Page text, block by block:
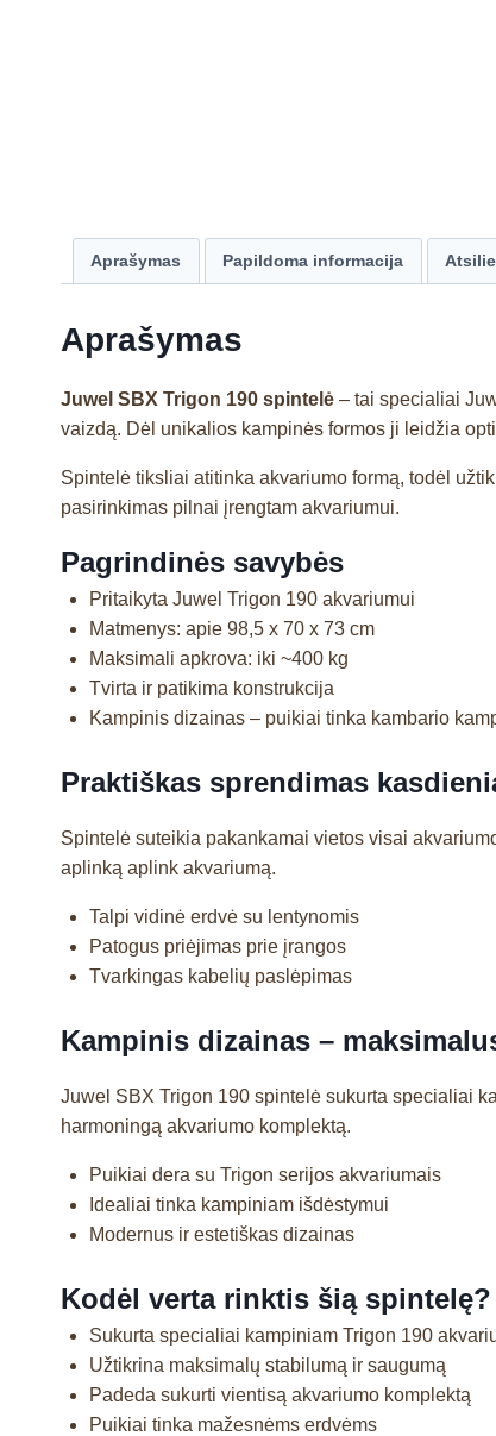
Aprašymas Papildoma informacija
Aprašymas
Juwel SBX Trigon 190 spintelė – tai specialiai
vaizdą. Dėl unikalios kampinės formos ji leidžia
Spintelė tiksliai atitinka akvariumo formą, todėl
pasirinkimas pilnai įrengtam akvariumui.
Pagrindinės savybės
Pritaikyta Juwel Trigon 190 akvariumui
Matmenys: apie 98,5 x 70 x 73 cm
Maksimali apkrova: iki ~400 kg
Tvirta ir patikima konstrukcija
Kampinis dizainas – puikiai tinka kambario
Praktiškas sprendimas
Spintelė suteikia pakankamai vietos visai
aplinką aplink akvariumą.
Talpi vidinė erdvė su lentynomis
Patogus priėjimas prie įrangos
Tvarkingas kabelių paslėpimas
Kampinis dizainas –
Juwel SBX Trigon 190 spintelė sukurta specialiai
harmoningą akvariumo komplektą.
Puikiai dera su Trigon serijos akvariumais
Idealiai tinka kampiniam išdėstymui
Modernus ir estetiškas dizainas
Kodėl verta rinktis šią spintelę?
Sukurta specialiai kampiniam Trigon 190
Užtikrina maksimalų stabilumą ir saugumą
Padeda sukurti vientisą akvariumo komplektą
Puikiai tinka mažesnėms erdvėms